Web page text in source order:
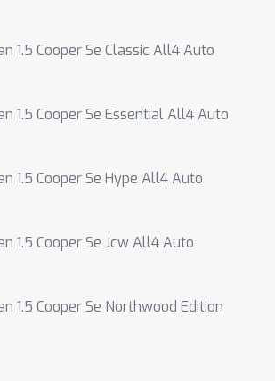
1.5 Cooper Se Classic All4 Auto
1.5 Cooper Se Essential All4 Auto
1.5 Cooper Se Hype All4 Auto
1.5 Cooper Se Jcw All4 Auto
1.5 Cooper Se Northwood Edition